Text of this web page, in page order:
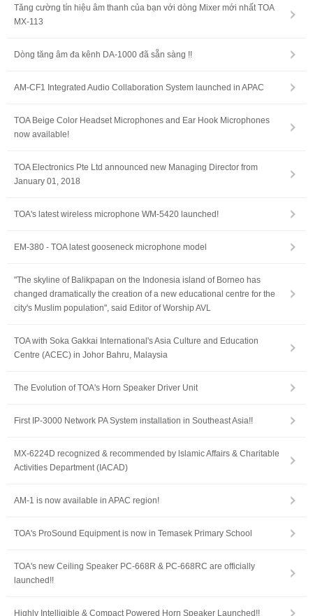
Tăng cường tín hiệu âm thanh của bạn với dòng Mixer mới nhất TOA
MX-113
Dòng tăng âm đa kênh DA-1000 đã sẵn sàng !!
AM-CF1 Integrated Audio Collaboration System launched in APAC
TOA Beige Color Headset Microphones and Ear Hook Microphones
now available!
TOA Electronics Pte Ltd announced new Managing Director from
January 01, 2018
TOA's latest wireless microphone WM-5420 launched!
EM-380 - TOA latest gooseneck microphone model
"The skyline of Balikpapan on the Indonesia island of Borneo has
changed dramatically the creation of a new educational centre for the
city's Muslim population", said Editor of Worship AVL
TOA with Soka Gakkai International's Asia Culture and Education
Centre (ACEC) in Johor Bahru, Malaysia
The Evolution of TOA's Horn Speaker Driver Unit
First IP-3000 Network PA System installation in Southeast Asia!!
MX-6224D recognized & recommended by lslamic Affairs & Charitable
Activities Department (IACAD)
AM-1 is now available in APAC region!
TOA's ProSound Equipment is now in Temasek Primary School
TOA's new Ceiling Speaker PC-668R & PC-668RC are officially
launched!!
Highly Intelligible & Compact Powered Horn Speaker Launched!!